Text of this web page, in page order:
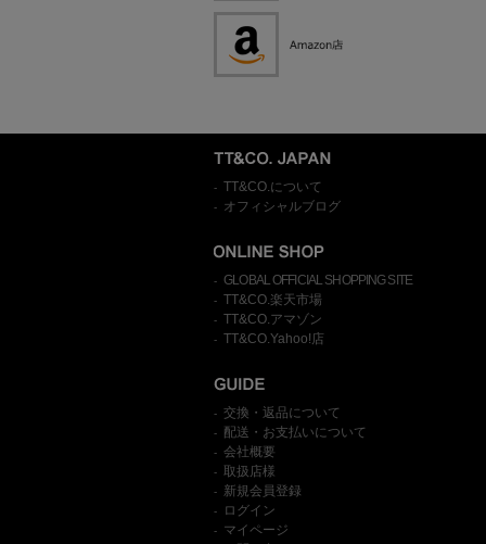
- TT&CO.について
- オフィシャルブログ
- GLOBAL OFFICIAL SHOPPING SITE
- TT&CO.楽天市場
- TT&CO.アマゾン
- TT&CO.Yahoo!店
- 交換・返品について
- 配送・お支払いについて
- 会社概要
- 取扱店様
- 新規会員登録
- ログイン
-
マイページ